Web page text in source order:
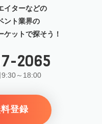
イターなどの
ント業界の
ケットで探そう！
2065
9:30～18:00
登録